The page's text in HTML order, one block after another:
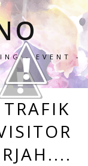
- EVENT -